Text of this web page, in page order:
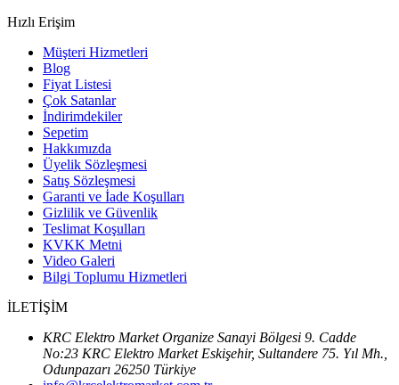
Hızlı Erişim
Müşteri Hizmetleri
Blog
Fiyat Listesi
Çok Satanlar
İndirimdekiler
Sepetim
Hakkımızda
Üyelik Sözleşmesi
Satış Sözleşmesi
Garanti ve İade Koşulları
Gizlilik ve Güvenlik
Teslimat Koşulları
KVKK Metni
Video Galeri
Bilgi Toplumu Hizmetleri
İLETİŞİM
KRC Elektro Market Organize Sanayi Bölgesi 9. Cadde
No:23 KRC Elektro Market Eskişehir, Sultandere 75. Yıl Mh.,
Odunpazarı 26250 Türkiye